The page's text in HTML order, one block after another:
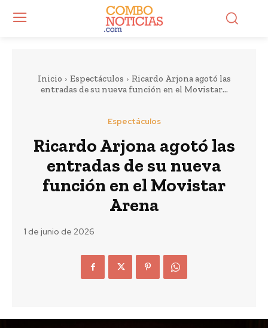
Inicio Espectáculos
Ricardo Arjona agotó las
entradas de su nueva función en el Movistar...
Espectáculos
Ricardo Arjona agotó las
entradas de su nueva
función en el Movistar
Arena
1 de junio de 2026